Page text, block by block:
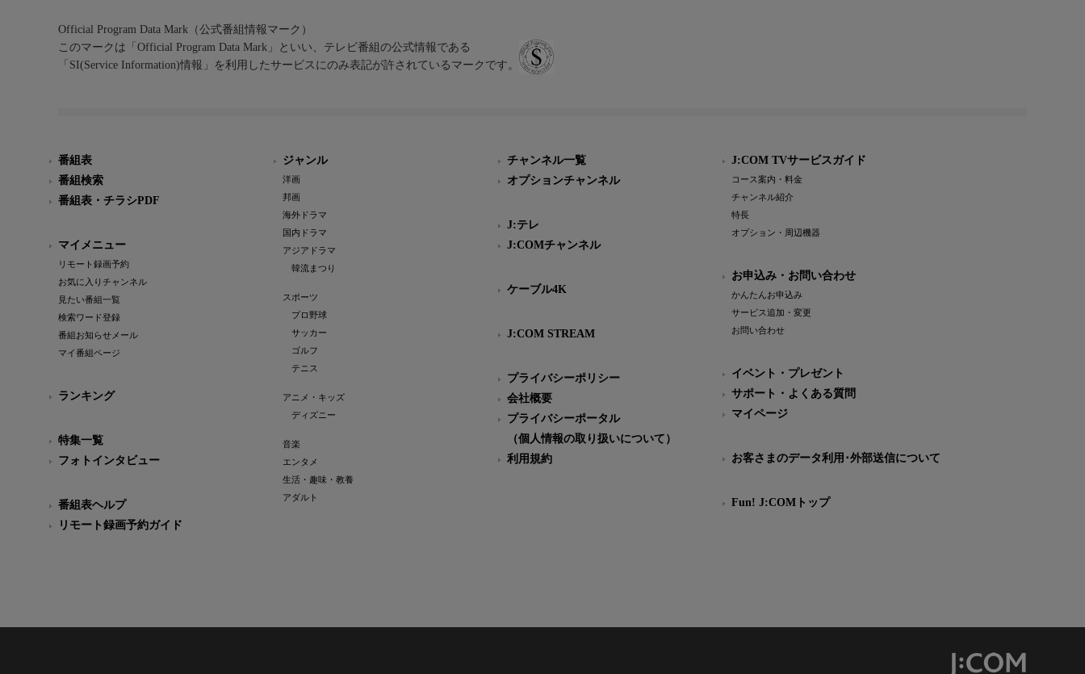
Official Program Data Mark（公式番組情報マーク）
このマークは「Official Program Data Mark」といい、テレビ番組の公式情報である
「SI(Service Information)情報」を利用したサービスにのみ表記が許されているマークです。
番組表
番組検索
番組表・チラシPDF
マイメニュー
リモート録画予約
お気に入りチャンネル
見たい番組一覧
検索ワード登録
番組お知らせメール
マイ番組ページ
ランキング
特集一覧
フォトインタビュー
番組表ヘルプ
リモート録画予約ガイド
ジャンル
洋画
邦画
海外ドラマ
国内ドラマ
アジアドラマ
韓流まつり
スポーツ
プロ野球
サッカー
ゴルフ
テニス
アニメ・キッズ
ディズニー
音楽
エンタメ
生活・趣味・教養
アダルト
チャンネル一覧
オプションチャンネル
J:テレ
J:COMチャンネル
ケーブル4K
J:COM STREAM
プライバシーポリシー
会社概要
プライバシーポータル
（個人情報の取り扱いについて）
利用規約
J:COM TVサービスガイド
コース案内・料金
チャンネル紹介
特長
オプション・周辺機器
お申込み・お問い合わせ
かんたんお申込み
サービス追加・変更
お問い合わせ
イベント・プレゼント
サポート・よくある質問
マイページ
お客さまのデータ利用･外部送信について
Fun! J:COMトップ